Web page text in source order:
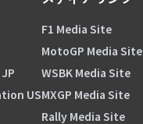
US
F1 Media Site
MotoGP Media Site
WSBK Media Site
MXGP Media Site
Rally Media Site